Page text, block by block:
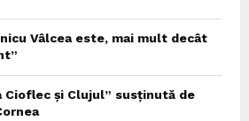
Vâlcea este, mai mult decât
Cioflec și Clujul” susținută de